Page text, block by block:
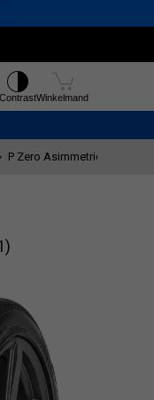
M
ContrastWinkelmand
P Zero Asimmetrico (P7A1)